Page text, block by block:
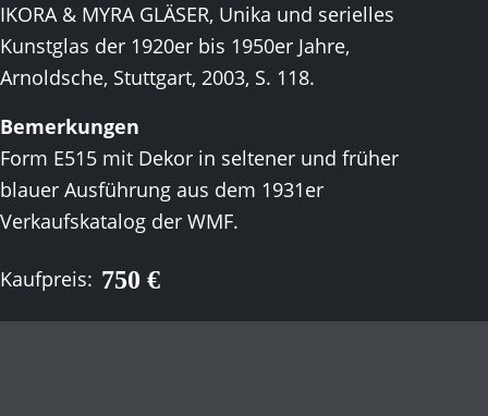
IKORA & MYRA GLÄSER, Unika und serielles
Kunstglas der 1920er bis 1950er Jahre,
Arnoldsche, Stuttgart, 2003, S. 118.
Bemerkungen
Form E515 mit Dekor in seltener und früher
blauer Ausführung aus dem 1931er
Verkaufskatalog der WMF.
Kaufpreis: 750 €